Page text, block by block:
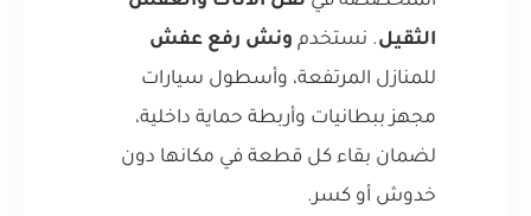
الثقيل. نستخدم ونش رفع عفش
للمنازل المرتفعة، وأسطول سيارات
مجهز ببطانيات وأربطة حماية داخلية،
لضمان بقاء كل قطعة في مكانها دون
خدوش أو كسر.